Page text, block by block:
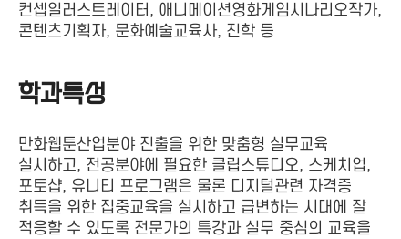
컨셉일러스트레이터, 애니메이션영화게임시나리오작가,
콘텐츠기획자, 문화예술교육사, 진학 등
학과특성
만화웹툰산업분야 진출을 위한 맞춤형 실무교육
실시하고, 전공분야에 필요한 클립스튜디오, 스케치업,
포토샵, 유니티 프로그램은 물론 디지털관련 자격증
취득을 위한 집중교육을 실시하고 급변하는 시대에 잘
적응할 수 있도록 전문가의 특강과 실무 중심의 교육을